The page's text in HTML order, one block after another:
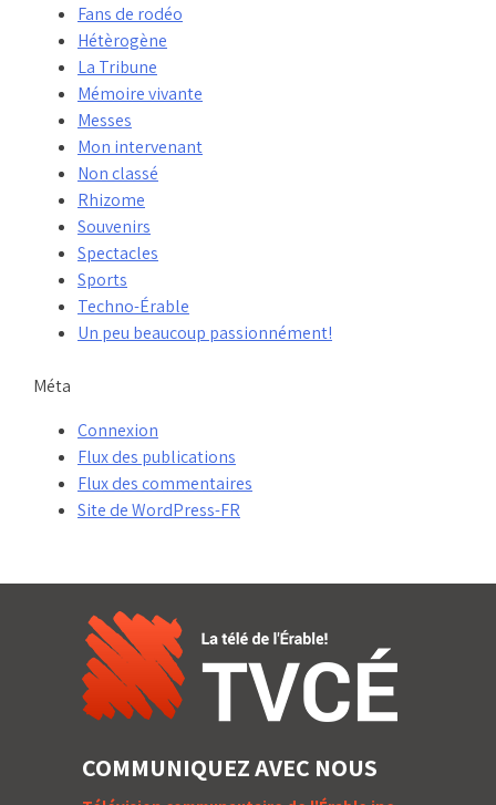
Fans de rodéo
Hétèrogène
La Tribune
Mémoire vivante
Messes
Mon intervenant
Non classé
Rhizome
Souvenirs
Spectacles
Sports
Techno-Érable
Un peu beaucoup passionnément!
Méta
Connexion
Flux des publications
Flux des commentaires
Site de WordPress-FR
COMMUNIQUEZ AVEC NOUS